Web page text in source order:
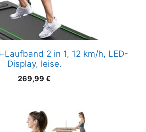
Laufband 2 in 1, 12 km/h, LED-
Display, leise.
269,99 €